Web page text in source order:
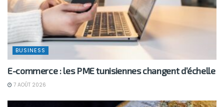
BUSINESS
E-commerce : les PME tunisiennes changent d’échelle
7 AOÛT 2026